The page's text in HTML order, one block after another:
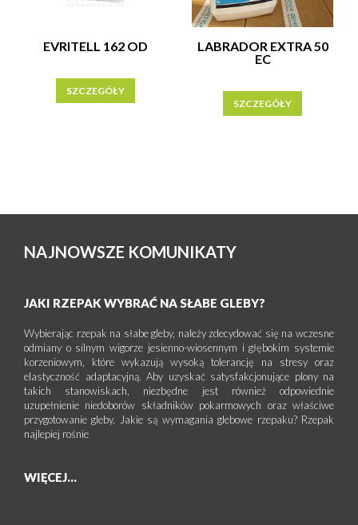
EVRITELL 162 OD
SZCZEGÓŁY
LABRADOR EXTRA 50
EC
SZCZEGÓŁY
NAJNOWSZE KOMUNIKATY
JAKI RZEPAK WYBRAĆ NA SŁABE GLEBY?
Wybierając rzepak na słabe gleby, należy zdecydować się na wczesne
odmiany o silnym wigorze jesienno-wiosennym i głębokim systemie
korzeniowym, które wykazują wysoką tolerancję na stresy oraz
elastyczność adaptacyjną. Aby uzyskać satysfakcjonujące plony na
takich stanowiskach, niezbędne jest również odpowiednie
uzupełnienie niedoborów składników pokarmowych oraz właściwe
przygotowanie gleby. Jakie są wymagania glebowe rzepaku? Rzepak
najlepiej rośnie
WIĘCEJ...